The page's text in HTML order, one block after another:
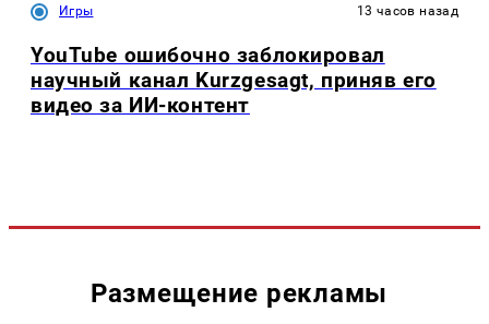
Игры 13 часов назад
YouTube ошибочно заблокировал
научный канал Kurzgesagt, приняв его
видео за ИИ-контент
Размещение рекламы